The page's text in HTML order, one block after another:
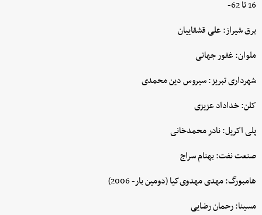
16 تا 62-
برق شیراز: علی قشقاییان
ملوان: غفور جهانی
شهرداری تبریز: سیروس دین محمدی
کلن: خداداد عزیزی
پلی اکریل: نادر محمدخانی
صنعت نفت: بهنام سراج
هامبورگ: مهدی مهدوی‌کیا (دومین بار- 2006)
مسینا: رحمان رضایی